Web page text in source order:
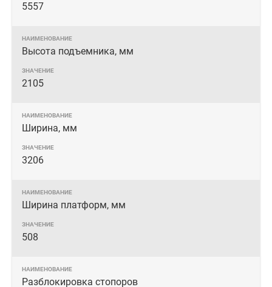
5557
Высота подъемника, мм
2105
Ширина, мм
3206
Ширина платформ, мм
508
Разблокировка стопоров